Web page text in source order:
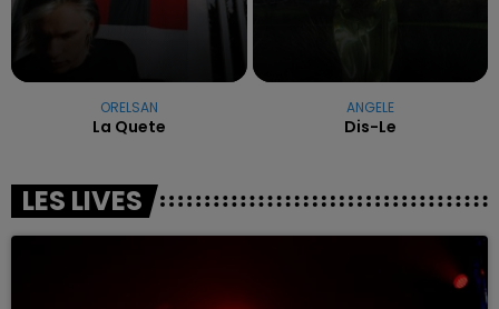
ORELSAN
La Quete
ANGELE
Dis-Le
LES LIVES